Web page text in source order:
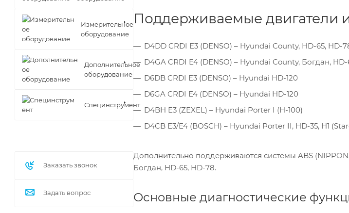
Поддерживаемые двигатели
D4DD CRDI E3 (DENSO) – Hyundai County, HD-65, HD-
D4GA CRDI E4 (DENSO) – Hyundai County, Богдан,
D6DB CRDI E3 (DENSO) – Hyundai HD-120
D6GA CRDI E4 (DENSO) – Hyundai HD-120
D4BH E3 (ZEXEL) – Hyundai Porter I (H-100)
D4CB E3/E4 (BOSCH) – Hyundai Porter II, HD-35, H1
Дополнительно поддерживаются системы ABS
Богдан, HD-65, HD-78.
Основные диагностические
Измерительное
оборудование
Дополнительное
оборудование
Специнструмент
Заказать звонок
Задать вопрос